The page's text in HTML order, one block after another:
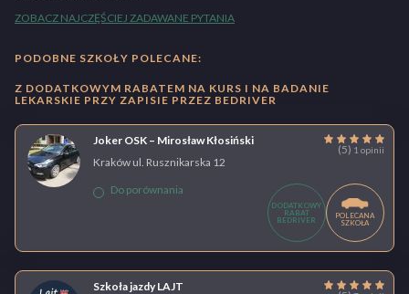
ZOBACZ NAJCZĘŚCIEJ ZADAWANE PYTANIA
PODOBNE SZKOŁY POLECANE:
Z DODATKOWYM RABATEM NA KURS I NA BADANIE
LEKARSKIE PRZY ZAPISIE PRZEZ BEDRIVER
Joker OSK – Mirosław Kłosiński
(5) 1 opinii
Kraków ul. Rusznikarska 12
Do porównania
DODATKOWY
RABAT
BEDRIVER
POLECANA
SZKOŁA
Szkoła jazdy LAJT